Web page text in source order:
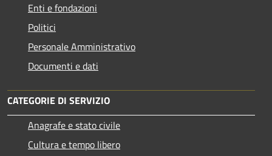
Enti e fondazioni
Politici
Personale Amministrativo
Documenti e dati
CATEGORIE DI SERVIZIO
Anagrafe e stato civile
Cultura e tempo libero